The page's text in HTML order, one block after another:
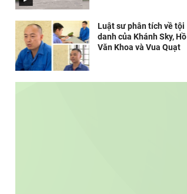
Luật sư phân tích về tội
danh của Khánh Sky, Hồ
Văn Khoa và Vua Quạt